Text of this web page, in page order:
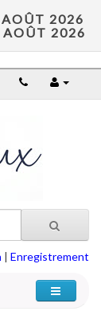
2026
AOÛT 2026
| Enregistrement